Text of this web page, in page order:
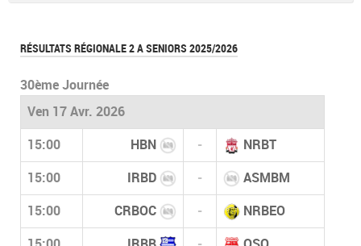
RÉSULTATS RÉGIONALE 2 A SENIORS 2025/2026
30ème Journée
Ven 17 Avr. 2026
15:00 HBN - NRBT
15:00 IRBD - ASMBM
15:00 CRBOC - NRBEO